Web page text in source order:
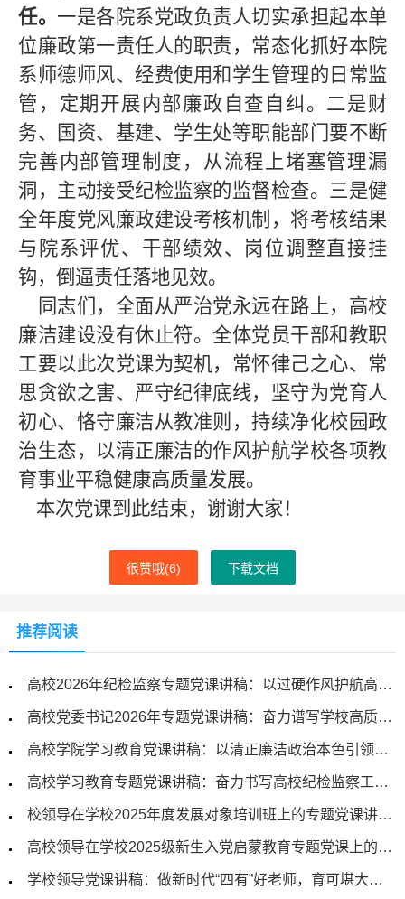
任。 一是各院系党政负责人切实承担起本单
位廉政第一责任人的职责，常态化抓好本院
系师德师风、经费使用和学生管理的日常监
管，定期开展内部廉政自查自纠。二是财
务、国资、基建、学生处等职能部门要不断
完善内部管理制度，从流程上堵塞管理漏
洞，主动接受纪检监察的监督检查。三是健
全年度党风廉政建设考核机制，将考核结果
与院系评优、干部绩效、岗位调整直接挂
钩，倒逼责任落地见效。
同志们，全面从严治党永远在路上，高校
廉洁建设没有休止符。全体党员干部和教职
工要以此次党课为契机，常怀律己之心、常
思贪欲之害、严守纪律底线，坚守为党育人
初心、恪守廉洁从教准则，持续净化校园政
治生态，以清正廉洁的作风护航学校各项教
育事业平稳健康高质量发展。
本次党课到此结束，谢谢大家！
很赞哦(6) 下载文档
推荐阅读
高校2026年纪检监察专题党课讲稿：以过硬作风护航高校事业高质量发展
高校党委书记2026年专题党课讲稿：奋力谱写学校高质量发展新篇章
高校学院学习教育党课讲稿：以清正廉洁政治本色引领保障学院各项事业高质量发展
高校学习教育专题党课讲稿：奋力书写高校纪检监察工作高质量发展新篇章
校领导在学校2025年度发展对象培训班上的专题党课讲话稿
高校领导在学校2025级新生入党启蒙教育专题党课上的讲话
学校领导党课讲稿：做新时代“四有”好老师，育可堪大任的栋梁才